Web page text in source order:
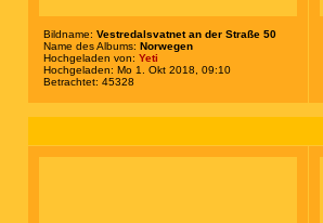
Bildname: Vestredalsvatnet an der Straße 50
Name des Albums: Norwegen
Hochgeladen von: Yeti
Hochgeladen: Mo 1. Okt 2018, 09:10
Betrachtet: 45328